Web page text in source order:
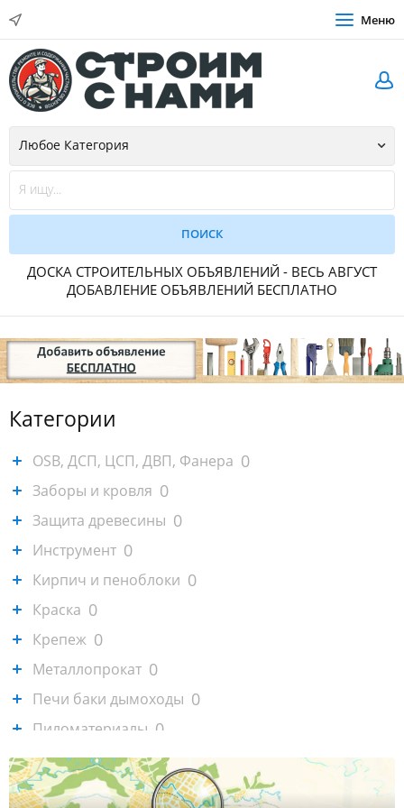
Меню
ДОСКА СТРОИТЕЛЬНЫХ ОБЪЯВЛЕНИЙ - ВЕСЬ АВГУСТ
ДОБАВЛЕНИЕ ОБЪЯВЛЕНИЙ БЕСПЛАТНО
Категории
OSB, ДСП, ЦСП, ДВП, Фанера 0
Заборы и кровля 0
Защита древесины 0
Инструмент 0
Кирпич и пеноблоки 0
Краска 0
Крепеж 0
Металлопрокат 0
Печи баки дымоходы 0
Пиломатериалы 0
Садовая техника, генераторы
Сайдинг и софиты 0